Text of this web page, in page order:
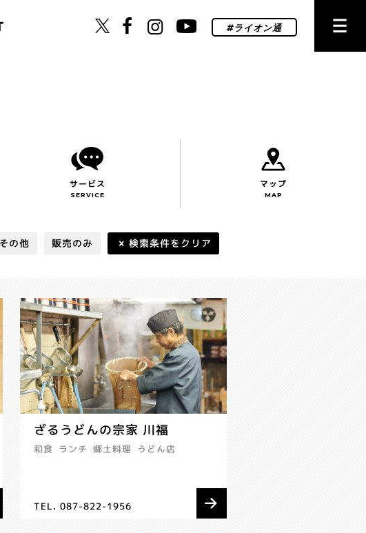
サービス
SERVICE
マップ
MAP
その他 販売のみ 検索条件をクリア
ざるうどんの宗家 川福
和食 ランチ 郷土料理 うどん店
TEL. 087-822-1956